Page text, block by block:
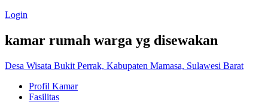
Login
kamar rumah warga yg disewakan
Desa Wisata Bukit Perrak, Kabupaten Mamasa, Sulawesi Barat
Profil Kamar
Fasilitas